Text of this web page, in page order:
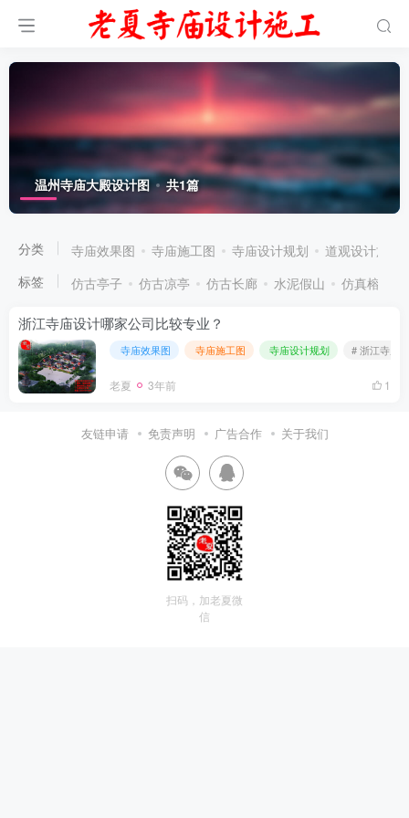
温州寺庙大殿设计图 共1篇
分类 寺庙效果图 寺庙施工图 寺庙设计规划
道观设计施工
标签
仿古亭子 仿古凉亭 仿古长廊 水泥假山 仿真榕树大
浙江寺庙设计哪家公司比较专业？
寺庙效果图 寺庙施工图 寺庙设计规划 # 浙江寺庙
老夏 3年前 1
友链申请 免责声明 广告合作 关于我们
扫码，加老夏微
信